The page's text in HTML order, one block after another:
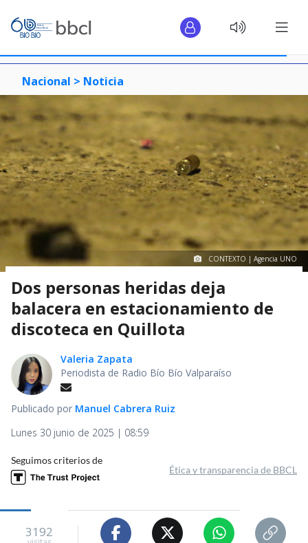
Nacional > Noticia
CONTEXTO | Agencia UNO
Dos personas heridas deja
balacera en estacionamiento de
discoteca en Quillota
Valeria Zapata
Periodista de Radio Bío Bío Valparaíso
Publicado por Manuel Cabrera Ruiz
Lunes 30 junio de 2025 | 08:59
Seguimos criterios de
Ética y transparencia de BBCL
3192